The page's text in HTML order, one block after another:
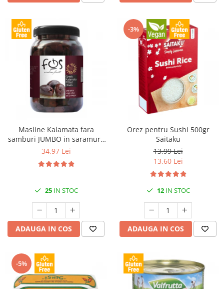
Masline Kalamata fara
samburi JUMBO in saramura
1kg FOS
34,97 Lei
25IN STOC
ADAUGA IN COS
-3%
Orez pentru Sushi 500gr
Saitaku
13,99 Lei
13,60 Lei
12IN STOC
ADAUGA IN COS
-5%